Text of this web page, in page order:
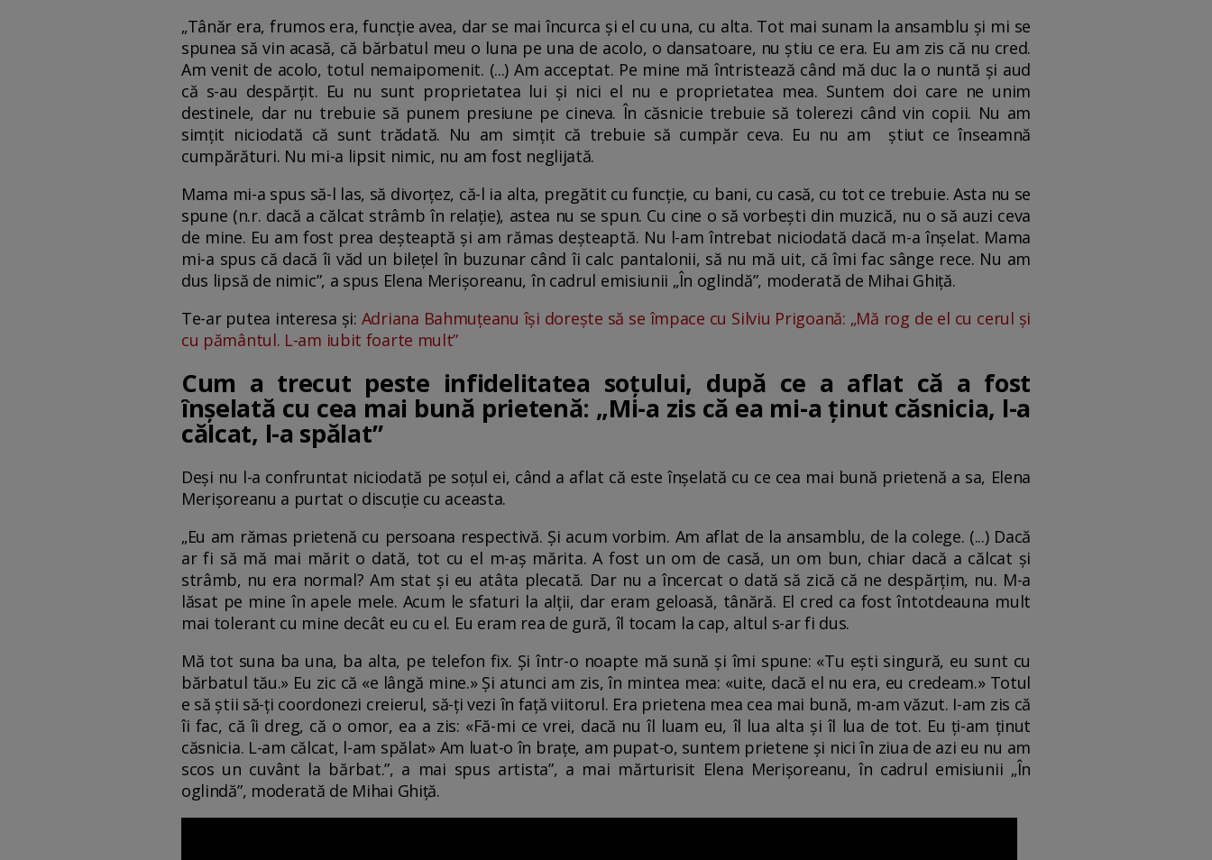
„Tânăr era, frumos era, funcție avea, dar se mai încurca și el cu una, cu alta. Tot mai sunam la ansamblu și mi se
spunea să vin acasă, că bărbatul meu o luna pe una de acolo, o dansatoare, nu știu ce era. Eu am zis că nu cred.
Am venit de acolo, totul nemaipomenit. (...) Am acceptat. Pe mine mă întristează când mă duc la o nuntă și aud
că s-au despărțit. Eu nu sunt proprietatea lui și nici el nu e proprietatea mea. Suntem doi care ne unim
destinele, dar nu trebuie să punem presiune pe cineva. În căsnicie trebuie să tolerezi când vin copii. Nu am
simțit niciodată că sunt trădată. Nu am simțit că trebuie să cumpăr ceva. Eu nu am știut ce înseamnă
cumpărături. Nu mi-a lipsit nimic, nu am fost neglijată.
Mama mi-a spus să-l las, să divorțez, că-l ia alta, pregătit cu funcție, cu bani, cu casă, cu tot ce trebuie. Asta nu se
spune (n.r. dacă a călcat strâmb în relație), astea nu se spun. Cu cine o să vorbești din muzică, nu o să auzi ceva
de mine. Eu am fost prea deșteaptă și am rămas deșteaptă. Nu l-am întrebat niciodată dacă m-a înșelat. Mama
mi-a spus că dacă îi văd un bilețel în buzunar când îi calc pantalonii, să nu mă uit, că îmi fac sânge rece. Nu am
dus lipsă de nimic”, a spus Elena Merișoreanu, în cadrul emisiunii „În oglindă”, moderată de Mihai Ghiță.
Te-ar putea interesa și: Adriana Bahmuțeanu își dorește să se împace cu Silviu Prigoană: „Mă rog de el cu cerul și
cu pământul. L-am iubit foarte mult”
Cum a trecut peste infidelitatea soțului, după ce a aflat că a fost
înșelată cu cea mai bună prietenă: „Mi-a zis că ea mi-a ținut căsnicia, l-a
călcat, l-a spălat”
Deși nu l-a confruntat niciodată pe soțul ei, când a aflat că este înșelată cu ce cea mai bună prietenă a sa, Elena
Merișoreanu a purtat o discuție cu aceasta.
„Eu am rămas prietenă cu persoana respectivă. Și acum vorbim. Am aflat de la ansamblu, de la colege. (...) Dacă
ar fi să mă mai mărit o dată, tot cu el m-aș mărita. A fost un om de casă, un om bun, chiar dacă a călcat și
strâmb, nu era normal? Am stat și eu atâta plecată. Dar nu a încercat o dată să zică că ne despărțim, nu. M-a
lăsat pe mine în apele mele. Acum le sfaturi la alții, dar eram geloasă, tânără. El cred ca fost întotdeauna mult
mai tolerant cu mine decât eu cu el. Eu eram rea de gură, îl tocam la cap, altul s-ar fi dus.
Mă tot suna ba una, ba alta, pe telefon fix. Și într-o noapte mă sună și îmi spune: «Tu ești singură, eu sunt cu
bărbatul tău.» Eu zic că «e lângă mine.» Și atunci am zis, în mintea mea: «uite, dacă el nu era, eu credeam.» Totul
e să știi să-ți coordonezi creierul, să-ți vezi în față viitorul. Era prietena mea cea mai bună, m-am văzut. I-am zis că
îi fac, că îi dreg, că o omor, ea a zis: «Fă-mi ce vrei, dacă nu îl luam eu, îl lua alta și îl lua de tot. Eu ți-am ținut
căsnicia. L-am călcat, l-am spălat» Am luat-o în brațe, am pupat-o, suntem prietene și nici în ziua de azi eu nu am
scos un cuvânt la bărbat.”, a mai spus artista”, a mai mărturisit Elena Merișoreanu, în cadrul emisiunii „În
oglindă”, moderată de Mihai Ghiță.